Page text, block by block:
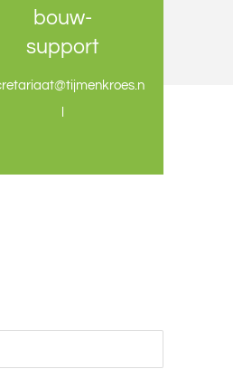
bouw-
support
bouw-
support